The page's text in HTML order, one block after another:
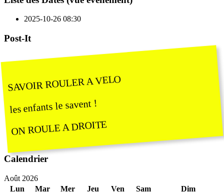
2025-10-26 08:30
Post-It
SAVOIR ROULER A VELO
les enfants le savent !
ON ROULE A DROITE
Calendrier
Août 2026
Lun
Mar Mer Jeu Ven Sam Dim